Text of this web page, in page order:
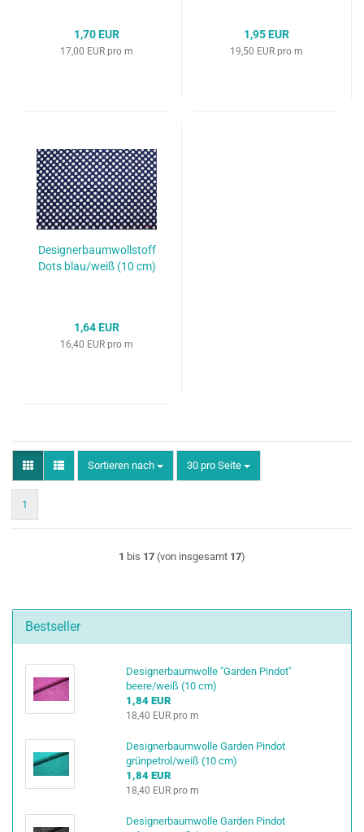
1,70 EUR
17,00 EUR pro m
1,95 EUR
19,50 EUR pro m
Designerbaumwollstoff
Dots blau/weiß (10 cm)
1,64 EUR
16,40 EUR pro m
Sortieren nach
Sortieren nach 30 pro Seite
pro Seite
1
1 bis 17 (von insgesamt 17)
Bestseller
Designerbaumwolle "Garden Pindot"
beere/weiß (10 cm)
1,84 EUR
18,40 EUR pro m
Designerbaumwolle Garden Pindot
grünpetrol/weiß (10 cm)
1,84 EUR
18,40 EUR pro m
Designerbaumwolle Garden Pindot